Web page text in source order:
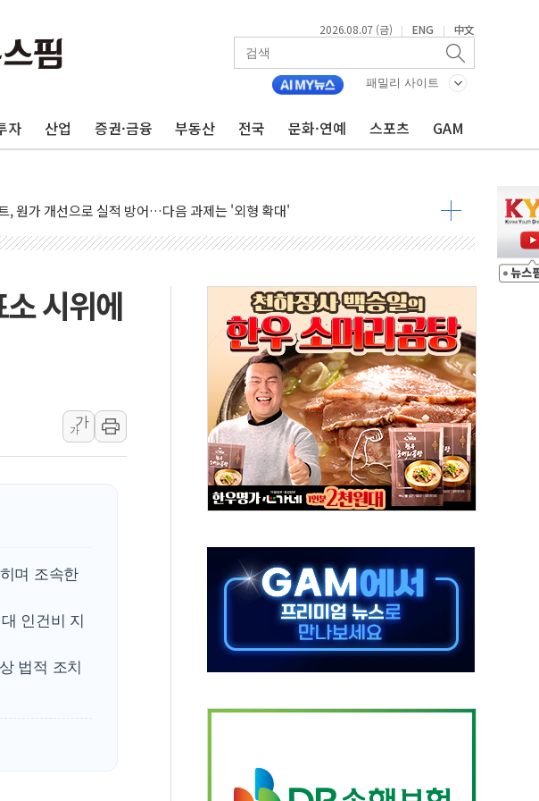
2026.08.07 (금) | ENG | 中文
패밀리 사이트
자 산업 증권·금융 부동산 전국 문화·연예 스포츠 GAM
정출산 시민권 차단' 행정명령 서명…출생시민권 제한 재시동
란전 조만간 끝날 것"…군수품 부족설 일축 "막대한 무기 보유"
덜자"…비거주 1주택자 귀환 조짐에 전월세시장 '긴장'
커진 고가 1주택자…맞교환·재매수·다운사이징 '저울질'
, 유가·금리 부담에 하락…다우 5거래일 랠리 '마침표'
과 호르무즈 해협 재개방 합의 막바지.."美와 직접 협상 없어"
주자 일정] 송영길·정청래·김민석 후보 - 8월 7일
, 오늘 부동산 정책 점검 2차 회의…주택 공급 대책 막바지 조율할 듯
회일정] 상임위·세미나·기자회견·주요 정당 - 8월 7일
스라엘 선박 호르무즈 통항 제한 추진…美 "통행 막을 권한 없어"
, 견조한 실적 소화하며 대부분 상승… "2분기 기업 순이익 21% 증가" 전망
아 국방 "러, 우크라 드론으로 나토 회원국 공격 검토… 거짓 깃발 작전"
개장 전 특징주...모더나·아이온큐·도어대시↑ VS 샌디스크·피그마·앱러빈↓
"영업이익 N% 성과급 반대…상법·자본시장법 개정 논의"
프리뷰, 미 주가선물 AI주 차익실현 속 혼조세...웨스턴디지털·샌디스크↓
한 단거리 탄도미사일 발사에 긴급 안보 점검회의
시위에
가
가
며 조속한
인건비 지
법적 조치